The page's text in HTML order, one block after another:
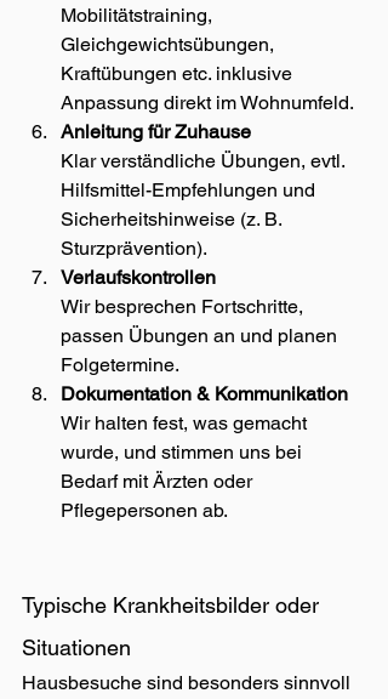
Mobilitätstraining,
Gleichgewichtsübungen,
Kraftübungen etc. inklusive
Anpassung direkt im Wohnumfeld.
Anleitung für Zuhause
Klar verständliche Übungen, evtl.
Hilfsmittel-Empfehlungen und
Sicherheitshinweise (z. B.
Sturzprävention).
Verlaufskontrollen
Wir besprechen Fortschritte,
passen Übungen an und planen
Folgetermine.
Dokumentation & Kommunikation
Wir halten fest, was gemacht
wurde, und stimmen uns bei
Bedarf mit Ärzten oder
Pflegepersonen ab.
Typische Krankheitsbilder oder
Situationen
Hausbesuche sind besonders sinnvoll